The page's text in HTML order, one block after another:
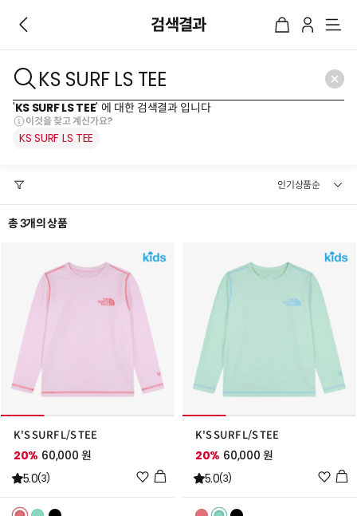
검색결과
메
'KS SURF LS TEE' 에 대한 검색결과 입니다
이것을 찾고 계신가요?
KS SURF LS TEE
총 3개의 상품
K'S SURF L/S TEE
60,000 원
20%
위
5.0(3)
K'S SURF L/S TEE
60,000 원
20%
위
5.0(3)